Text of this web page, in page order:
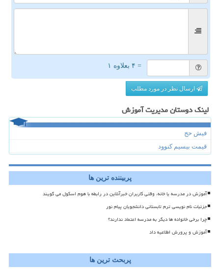
= ۴ بعلاوه ۱
ارسال نظر در مورد مطلب
لینک دوستان مدیریت آموزش
فیش حج
قیمت بیسیم کنوود
پربیننده ترین ها
آموزش در مدرسه یا خانه، وقتی کاربران خبرآنلاین در رابطه با هوم اسکول می گویند
جزئیات نام نویسی ترم تابستانی دانشجویان پیام نور
چرا برخی خانواده ها دیگر به مدرسه اعتماد ندارند؟
آموزش و پرورش اطلاعیه داد
پربحث ترین ها